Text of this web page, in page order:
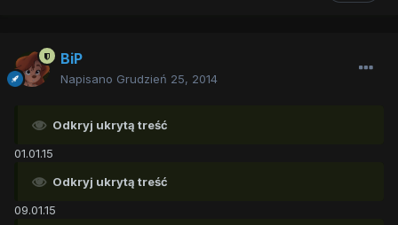
BiP
Napisano Grudzień 25, 2014
Odkryj ukrytą treść
01.01.15
Odkryj ukrytą treść
09.01.15